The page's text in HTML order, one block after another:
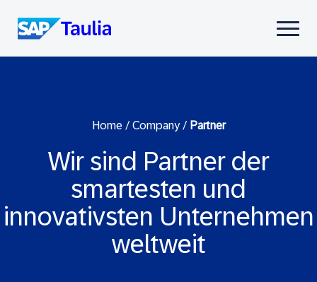
content
Select
Home/ Company/ Partner
Wir sind Partner der
smartesten und
innovativsten Unternehmen
weltweit